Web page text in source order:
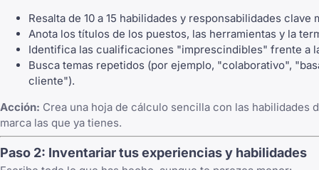
Resalta de 10 a 15 habilidades y responsabilidades clave
Anota los títulos de los puestos, las herramientas y la
Identifica las cualificaciones "imprescindibles" frente a
Busca temas repetidos (por ejemplo, "colaborativo",
cliente").
Acción: Crea una hoja de cálculo sencilla con las habilidades
marca las que ya tienes.
Paso 2: Inventariar tus experiencias y habilidades